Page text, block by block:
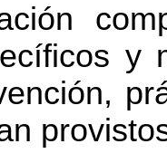
y